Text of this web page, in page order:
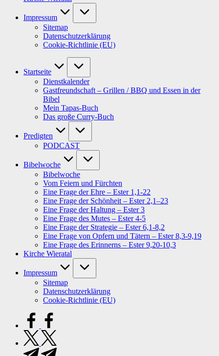
Impressum
Sitemap
Datenschutzerklärung
Cookie-Richtlinie (EU)
Startseite
Dienstkalender
Gastfreundschaft – Grillen / BBQ und Essen in der
Bibel
Mein Tapas-Buch
Das große Curry-Buch
Predigten
PODCAST
Bibelwoche
Bibelwoche
Vom Feiern und Fürchten
Eine Frage der Ehre – Ester 1,1-22
Eine Frage der Schönheit – Ester 2,1–23
Eine Frage der Haltung – Ester 3
Eine Frage des Mutes – Ester 4-5
Eine Frage der Strategie – Ester 6,1-8,2
Eine Frage von Opfern und Tätern – Ester 8,3-9,19
Eine Frage des Erinnerns – Ester 9,20-10,3
Kirche Wieratal
Impressum
Sitemap
Datenschutzerklärung
Cookie-Richtlinie (EU)
facebook.com
twitter.com
t.me